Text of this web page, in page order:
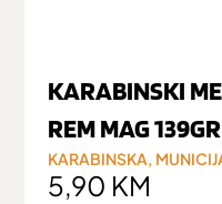
KARABINSKI
REM MAG
KARABINSKA,
5,90 KM